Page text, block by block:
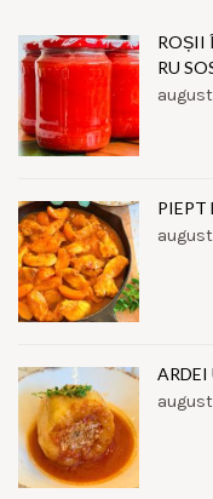
ROȘII
RU
PIEPT
ARDEI